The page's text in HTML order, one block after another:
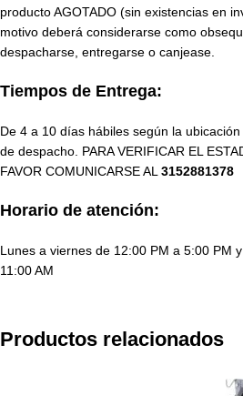
producto AGOTADO (sin existencias en
motivo deberá considerarse como
despacharse, entregarse o canjease.
Tiempos de Entrega:
De 4 a 10 días hábiles según la
de despacho. PARA VERIFICAR EL
FAVOR COMUNICARSE AL 3152881378
Horario de atención:
Lunes a viernes de 12:00 PM a 5:00 PM
11:00 AM
Productos relacionados